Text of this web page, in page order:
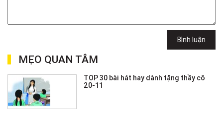
Bình luận
MẸO QUAN TÂM
TOP 30 bài hát hay dành tặng thầy cô
20-11